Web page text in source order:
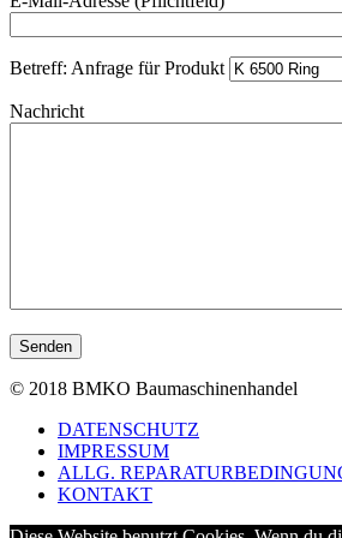
Betreff: Anfrage für Produkt
Nachricht
© 2018 BMKO Baumaschinenhandel
DATENSCHUTZ
IMPRESSUM
ALLG.
KONTAKT